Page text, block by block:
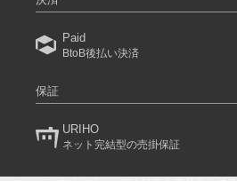
Paid
BtoB後払い決済
保証
URIHO
ネット完結型の売掛保証